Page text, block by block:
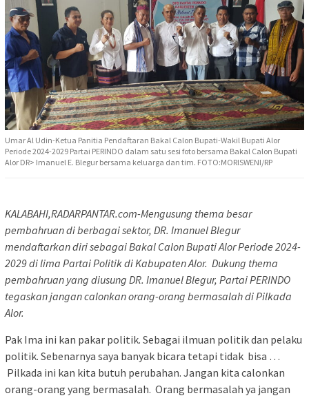
Umar Al Udin-Ketua Panitia Pendaftaran Bakal Calon Bupati-Wakil Bupati Alor
Periode 2024-2029 Partai PERINDO dalam satu sesi foto bersama Bakal Calon Bupati
Alor DR> Imanuel E. Blegur bersama keluarga dan tim. FOTO:MORISWENI/RP
KALABAHI,RADARPANTAR.com-Mengusung thema besar
pembahruan di berbagai sektor, DR. Imanuel Blegur
mendaftarkan diri sebagai Bakal Calon Bupati Alor Periode 2024-
2029 di lima Partai Politik di Kabupaten Alor. Dukung thema
pembahruan yang diusung DR. Imanuel Blegur, Partai PERINDO
tegaskan jangan calonkan orang-orang bermasalah di Pilkada
Alor.
Pak Ima ini kan pakar politik. Sebagai ilmuan politik dan pelaku
politik. Sebenarnya saya banyak bicara tetapi tidak bisa …
Pilkada ini kan kita butuh perubahan. Jangan kita calonkan
orang-orang yang bermasalah. Orang bermasalah ya jangan